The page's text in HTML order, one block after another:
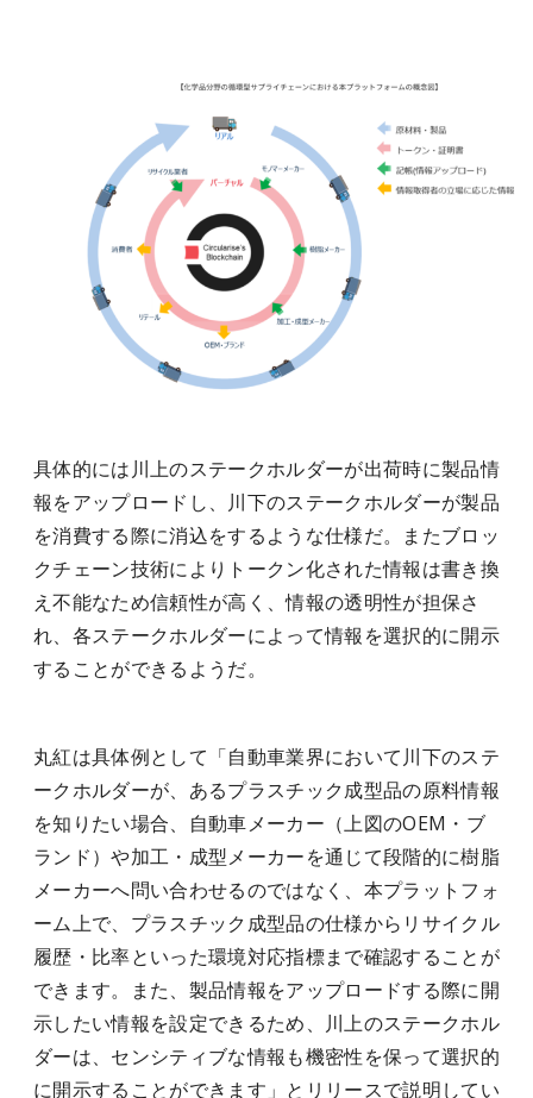
具体的には川上のステークホルダーが出荷時に製品情
報をアップロードし、川下のステークホルダーが製品
を消費する際に消込をするような仕様だ。またブロッ
クチェーン技術によりトークン化された情報は書き換
え不能なため信頼性が高く、情報の透明性が担保さ
れ、各ステークホルダーによって情報を選択的に開示
することができるようだ。
丸紅は具体例として「自動車業界において川下のステ
ークホルダーが、あるプラスチック成型品の原料情報
を知りたい場合、自動車メーカー（上図のOEM・ブ
ランド）や加工・成型メーカーを通じて段階的に樹脂
メーカーへ問い合わせるのではなく、本プラットフォ
ーム上で、プラスチック成型品の仕様からリサイクル
履歴・比率といった環境対応指標まで確認することが
できます。また、製品情報をアップロードする際に開
示したい情報を設定できるため、川上のステークホル
ダーは、センシティブな情報も機密性を保って選択的
に開示することができます」とリリースで説明してい